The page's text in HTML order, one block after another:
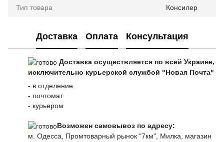
Тип товара Консилер
Доставка Оплата Консультация
Доставка осуществляется по всей Украине,
исключительно курьерской службой "Новая Почта"
- в отделение
- почтомат
- курьером
Возможен самовывоз по адресу:
м. Одесса, Промтоварный рынок "7км", Милка, магазин